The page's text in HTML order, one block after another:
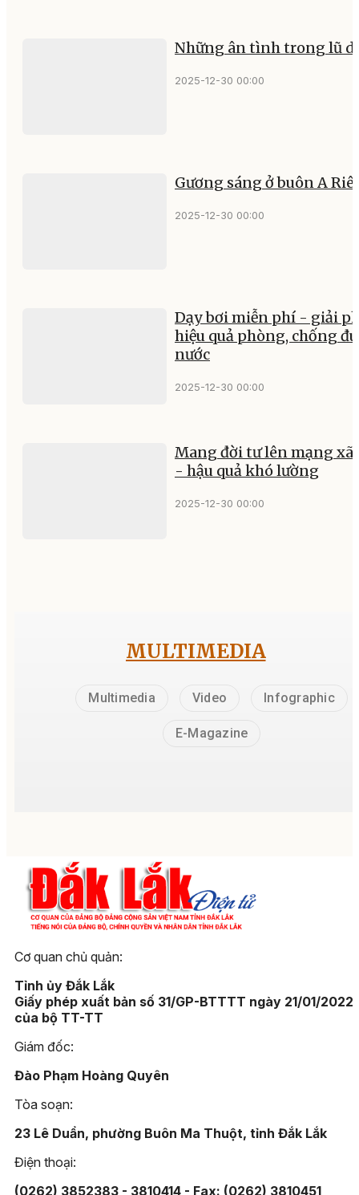
Những ân tình trong lũ
2025-12-30 00:00
Gương sáng ở buôn A
2025-12-30 00:00
Dạy bơi miễn phí - giải
hiệu quả phòng, chống
nước
2025-12-30 00:00
Mang đời tư lên mạng xã
- hậu quả khó lường
2025-12-30 00:00
MULTIMEDIA
Multimedia Video Infographic
E-Magazine
Cơ quan chủ quản:
Tỉnh ủy Đắk Lắk
Giấy phép xuất bản số 31/GP-BTTTT ngày 21/01/2022
của bộ TT-TT
Giám đốc:
Đào Phạm Hoàng Quyên
Tòa soạn:
23 Lê Duẩn, phường Buôn Ma Thuột, tỉnh Đắk Lắk
Điện thoại:
(0262) 3852383 - 3810414 - Fax: (0262) 3810451